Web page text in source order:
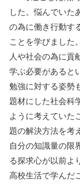
した。悩んでいた
の為に働き行動す
ことを学びました
人や社会の為に貢
学ぶ必要があると
勉強に対する姿勢
題材にした社会科
ように考えていた
題の解決方法を考
自分の知識量の限
る探求心が以前よ
高校生活で学んだ